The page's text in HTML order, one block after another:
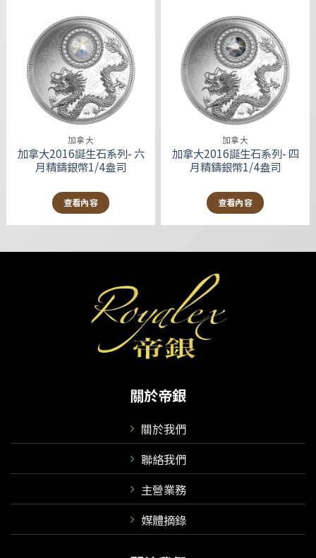
加拿大
加拿大2016誕生石系列- 六
月精鑄銀幣1/4盎司
查看內容
加拿大
加拿大2016誕生石系列- 四
月精鑄銀幣1/4盎司
查看內容
關於帝銀
關於我們
聯絡我們
主營業務
媒體摘錄